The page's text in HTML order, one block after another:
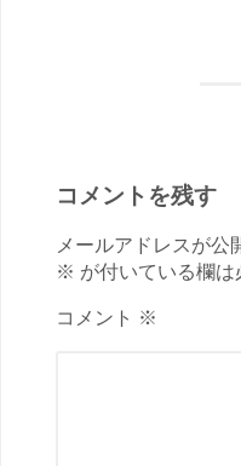
コメントを残す
メールアドレスが公
※ が付いている欄は
コメント ※